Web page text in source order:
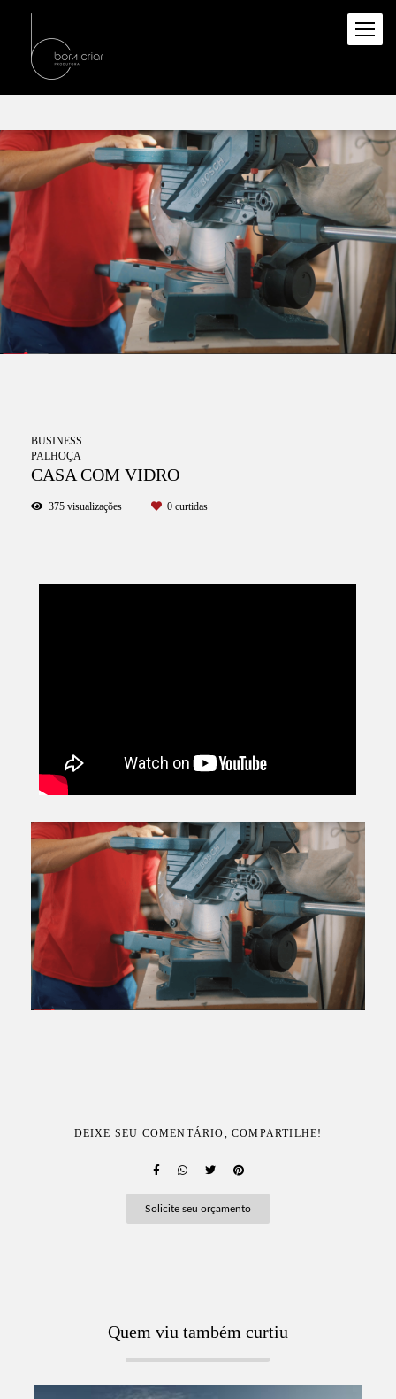
BUSINESS
PALHOÇA
CASA COM VIDRO
375 visualizações 0 curtidas
DEIXE SEU COMENTÁRIO, COMPARTILHE!
Solicite seu orçamento
Quem viu também curtiu